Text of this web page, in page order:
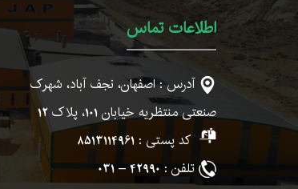
اطلاعات تماس
آدرس : اصفهان، نجف آباد، شهرک
صنعتی منتظریه خیابان101، پلاک12
کد پستی : 8513114961
تلفن : 42990 – 031